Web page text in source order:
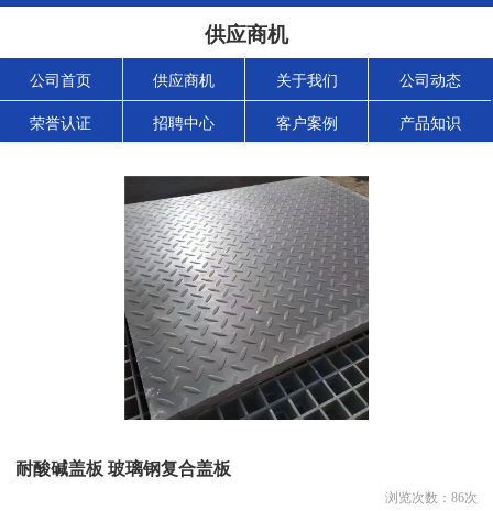
供应商机
公司首页 供应商机 关于我们 公司动态
荣誉认证 招聘中心 客户案例 产品知识
耐酸碱盖板 玻璃钢复合盖板
浏览次数： 86次